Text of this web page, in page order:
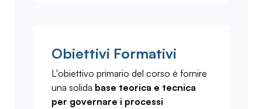
Obiettivi Formativi
L'obiettivo primario del corso è fornire
una solida base teorica e tecnica
per governare i processi